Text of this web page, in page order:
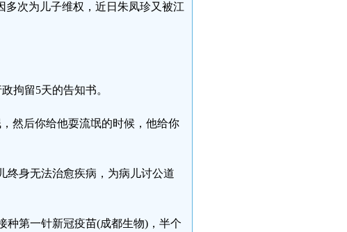
多次为儿子维权，近日朱凤珍又被江
拘留5天的告知书。
然后你给他耍流氓的时候，他给你
终身无法治愈疾病，为病儿讨公道
种第一针新冠疫苗(成都生物)，半个